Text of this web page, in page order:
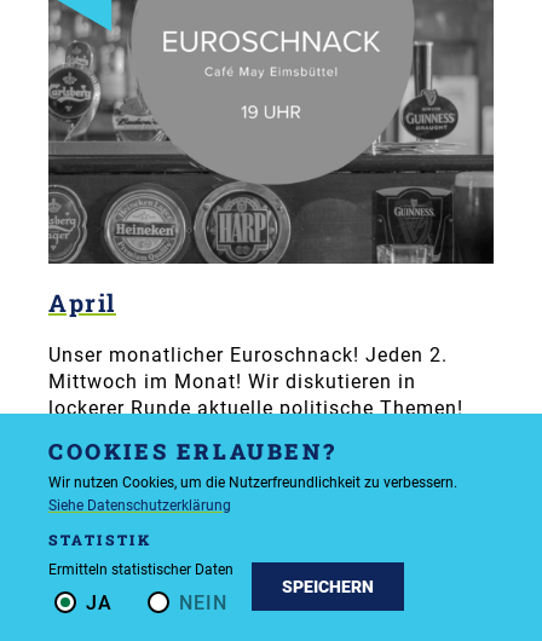
April
Unser monatlicher Euroschnack! Jeden 2.
Mittwoch im Monat! Wir diskutieren in
lockerer Runde aktuelle politische Themen!
STAMMTISCH
COOKIES ERLAUBEN?
Wir nutzen Cookies, um die Nutzerfreundlichkeit zu verbessern.
Siehe Datenschutzerklärung
JA NEIN
STATISTIK
Ermitteln statistischer Daten
SPEICHERN